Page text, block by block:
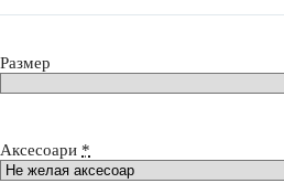
Размер
Аксесоари *